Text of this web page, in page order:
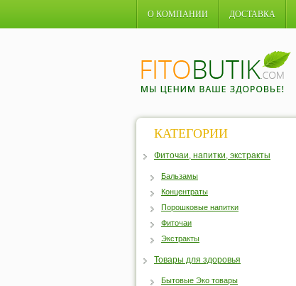
О КОМПАНИИ ДОСТАВКА
КАТЕГОРИИ
Фиточаи, напитки, экстракты
Бальзамы
Концентраты
Порошковые напитки
Фиточаи
Экстракты
Товары для здоровья
Бытовые Эко товары